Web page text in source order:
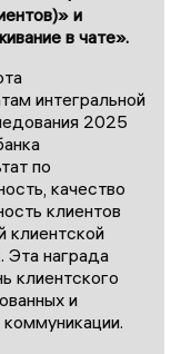
и
в чате».
интегральной
2025
по
качество
клиентов
клиентской
Эта награда
клиентского
и